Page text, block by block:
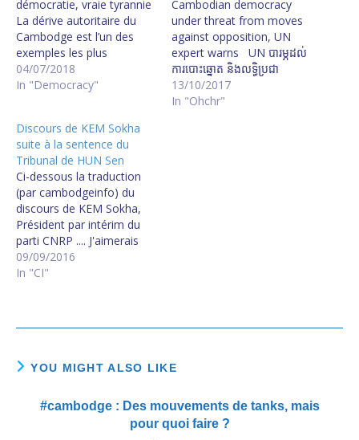
démocratie, vraie tyrannie
La dérive autoritaire du
Cambodge est l’un des
exemples les plus
frappants, sinon le plus
frappant, de l’évolution de
l’« illibéralisme ». Depuis
longtemps, on savait que
le royaume cambodgien
n’était qu’une démocratie
de façade. Un régime…
04/07/2018
In "Democracy"
Cambodian democracy
under threat from moves
against opposition, UN
expert warns UN បារម្ភ​ដល់​
ការ​បោះឆ្នោត​ ​និង​លទ្ធិ​ប្រជា
ធិបតេយ្យ​នៅ​កម្ពុជា
13/10/2017
In "Ohchr"
Discours de KEM Sokha
suite à la sentence du
Tribunal de HUN Sen
Ci-dessous la traduction
(par cambodgeinfo) du
discours de KEM Sokha,
Président par intérim du
parti CNRP .... J'aimerais
pour commencer exprimer
ma gratitude vis-à-vis de la
militants pour leur
09/09/2016
In "CI"
YOU MIGHT ALSO LIKE
#cambodge : Des mouvements de tanks, mais
pour quoi faire ?